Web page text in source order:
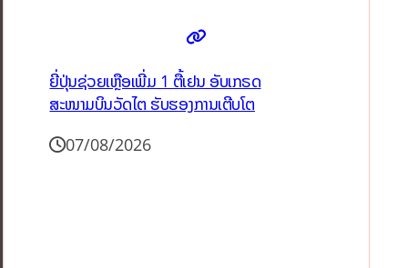
ຍີ່ປຸ່ນຊ່ວຍເຫຼືອເພີ່ມ 1 ຕື້ເຢນ ອັບເກຣດ
ສະໜາມບິນວັດໄຕ ຮັບຮອງການເຕີບໂຕ
07/08/2026